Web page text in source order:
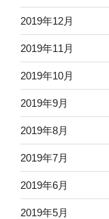
2019年12月
2019年11月
2019年10月
2019年9月
2019年8月
2019年7月
2019年6月
2019年5月